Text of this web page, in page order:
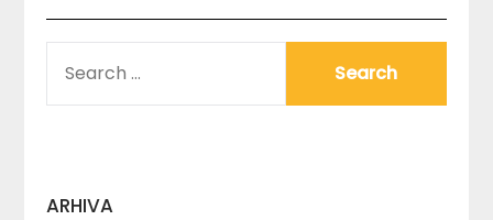
FOR:
ARHIVA